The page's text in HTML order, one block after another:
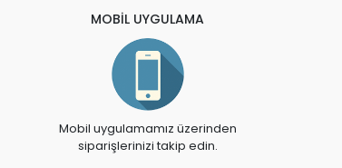
MOBİL UYGULAMA
Mobil uygulamamız üzerinden
siparişlerinizi takip edin.